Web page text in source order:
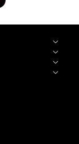
Tok